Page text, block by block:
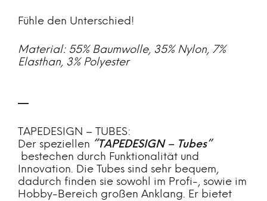
Fühle den Unterschied!
Material: 55% Baumwolle, 35% Nylon, 7%
Elasthan, 3% Polyester
—
TAPEDESIGN – TUBES:
Der speziellen “TAPEDESIGN – Tubes”
bestechen durch Funktionalität und
Innovation. Die Tubes sind sehr bequem,
dadurch finden sie sowohl im Profi-, sowie im
Hobby-Bereich großen Anklang. Er bietet